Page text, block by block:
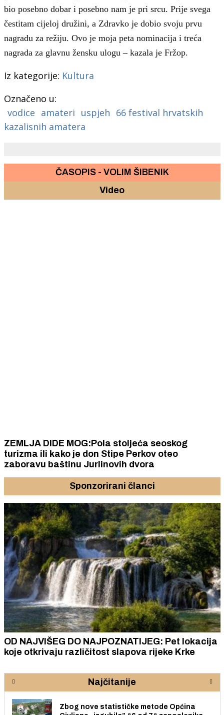
bio posebno dobar i posebno nam je pri srcu. Prije svega
čestitam cijeloj družini, a Zdravko je dobio svoju prvu
nagradu za režiju. Ovo je moja peta nominacija i treća
nagrada za glavnu žensku ulogu – kazala je Fržop.
Iz kategorije: Kultura
Označeno u:
vodice amateri uspjeh 66 festival hrvatskih
kazalisnih amatera
ČASOPIS - VOLIM ŠIBENIK
Video
ZEMLJA DIDE MOG:Pola stoljeća seoskog
turizma ili kako je don Stipe Perkov oteo
zaboravu baštinu Jurlinovih dvora
Sponzorirani članci
OD NAJVIŠEG DO NAJPOZNATIJEG: Pet lokacija
koje otkrivaju različitost slapova rijeke Krke
Najčitanije
Zbog nove statističke metode Općina